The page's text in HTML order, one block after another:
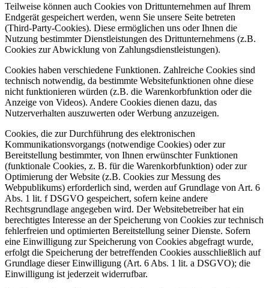
Teilweise können auch Cookies von Drittunternehmen auf Ihrem
Endgerät gespeichert werden, wenn Sie unsere Seite betreten
(Third-Party-Cookies). Diese ermöglichen uns oder Ihnen die
Nutzung bestimmter Dienstleistungen des Drittunternehmens (z.B.
Cookies zur Abwicklung von Zahlungsdienstleistungen).
Cookies haben verschiedene Funktionen. Zahlreiche Cookies sind
technisch notwendig, da bestimmte Websitefunktionen ohne diese
nicht funktionieren würden (z.B. die Warenkorbfunktion oder die
Anzeige von Videos). Andere Cookies dienen dazu, das
Nutzerverhalten auszuwerten oder Werbung anzuzeigen.
Cookies, die zur Durchführung des elektronischen
Kommunikationsvorgangs (notwendige Cookies) oder zur
Bereitstellung bestimmter, von Ihnen erwünschter Funktionen
(funktionale Cookies, z. B. für die Warenkorbfunktion) oder zur
Optimierung der Website (z.B. Cookies zur Messung des
Webpublikums) erforderlich sind, werden auf Grundlage von Art. 6
Abs. 1 lit. f DSGVO gespeichert, sofern keine andere
Rechtsgrundlage angegeben wird. Der Websitebetreiber hat ein
berechtigtes Interesse an der Speicherung von Cookies zur technisch
fehlerfreien und optimierten Bereitstellung seiner Dienste. Sofern
eine Einwilligung zur Speicherung von Cookies abgefragt wurde,
erfolgt die Speicherung der betreffenden Cookies ausschließlich auf
Grundlage dieser Einwilligung (Art. 6 Abs. 1 lit. a DSGVO); die
Einwilligung ist jederzeit widerrufbar.